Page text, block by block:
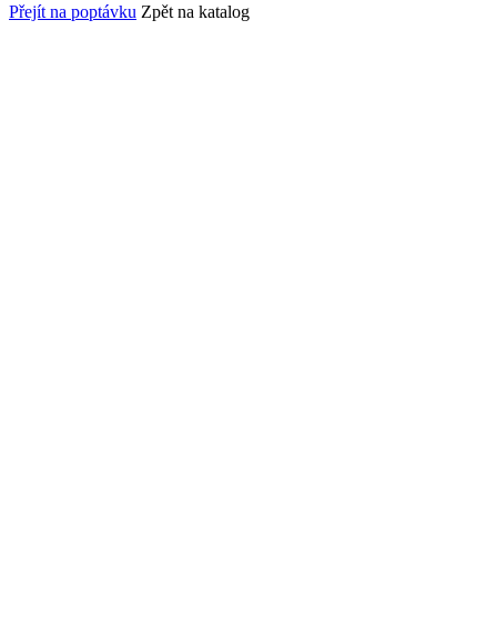
Přejít na poptávku Zpět na katalog